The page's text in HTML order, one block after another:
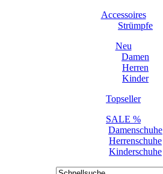
Accessoires
Strümpfe
Neu
Damen
Herren
Kinder
Topseller
SALE %
Damenschuhe
Herrenschuhe
Kinderschuhe